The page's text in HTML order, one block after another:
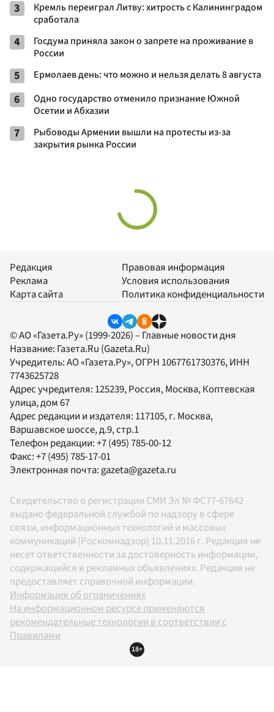
3
Кремль переиграл Литву: хитрость с Калининградом
сработала
4
Госдума приняла закон о запрете на проживание в
России
5 Ермолаев день: что можно и нельзя делать 8 августа
6
Одно государство отменило признание Южной
Осетии и Абхазии
7
Рыбоводы Армении вышли на протесты из-за
закрытия рынка России
Редакция
Реклама
Карта сайта
Правовая информация
Условия использования
Политика конфиденциальности
© АО «Газета.Ру» (1999-2026) – Главные новости дня
Название: Газета.Ru (Gazeta.Ru)
Учредитель:АО «Газета.Ру», ОГРН 1067761730376, ИНН
7743625728
Адрес учредителя: 125239, Россия, Москва, Коптевская
улица, дом 67
Адрес редакции и издателя: 117105, г. Москва,
Варшавское шоссе, д.9, стр.1
Телефон редакции:+7 (495) 785-00-12
Факс:+7 (495) 785-17-01
Электронная почта: gazeta@gazeta.ru
Свидетельство о регистрации СМИ Эл № ФС77-67642
выдано федеральной службой по надзору в сфере
связи, информационных технологий и массовых
коммуникаций (Роскомнадзор) 10.11.2016 г. Редакция не
несет ответственности за достоверность информации,
содержащейся в рекламных объявлениях. Редакция не
предоставляет справочной информации.
Информация об ограничениях
На информационном ресурсе применяются
рекомендательные технологии в соответствии с
Правилами
18+